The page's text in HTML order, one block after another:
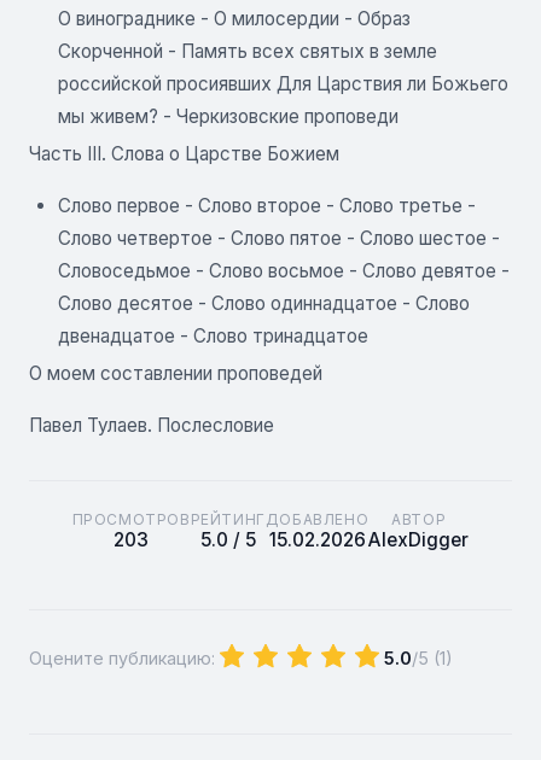
О винограднике - О милосердии - Образ
Скорченной - Память всех святых в земле
российской просиявших Для Царствия ли Божьего
мы живем? - Черкизовские проповеди
Часть III. Слова о Царстве Божием
Слово первое - Слово второе - Слово третье -
Слово четвертое - Слово пятое - Слово шестое -
Словоседьмое - Слово восьмое - Слово девятое -
Слово десятое - Слово одиннадцатое - Слово
двенадцатое - Слово тринадцатое
О моем составлении проповедей
Павел Тулаев. Послесловие
ПРОСМОТРОВ
203
РЕЙТИНГ
5.0 / 5
ДОБАВЛЕНО
15.02.2026
АВТОР
AlexDigger
Оцените публикацию: 5.0/5 (1)